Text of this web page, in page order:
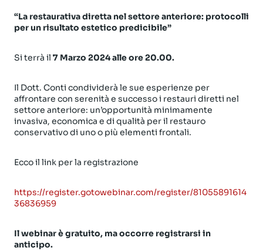
“La restaurativa diretta nel settore anteriore: protocolli
per un risultato estetico predicibile”
Si terrà il 7 Marzo 2024 alle ore 20.00.
Il Dott. Conti condividerà le sue esperienze per
affrontare con serenità e successo i restauri diretti nel
settore anteriore: un’opportunità minimamente
invasiva, economica e di qualità per il restauro
conservativo di uno o più elementi frontali.
Ecco il link per la registrazione
https://register.gotowebinar.com/register/81055891614
36836959
Il webinar è gratuito, ma occorre registrarsi in
anticipo.